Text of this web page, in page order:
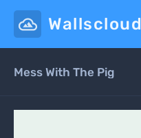
Wallscloud
Mess With The Pig